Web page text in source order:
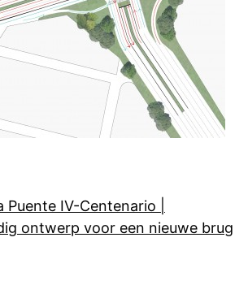
Puente IV-Centenario |
ontwerp voor een nieuwe brug